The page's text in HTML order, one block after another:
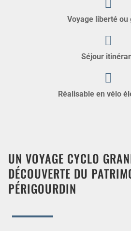
Voyage liberté ou
Séjour
Réalisable en vélo
UN VOYAGE CYCLO
DÉCOUVERTE DU
PÉRIGOURDIN